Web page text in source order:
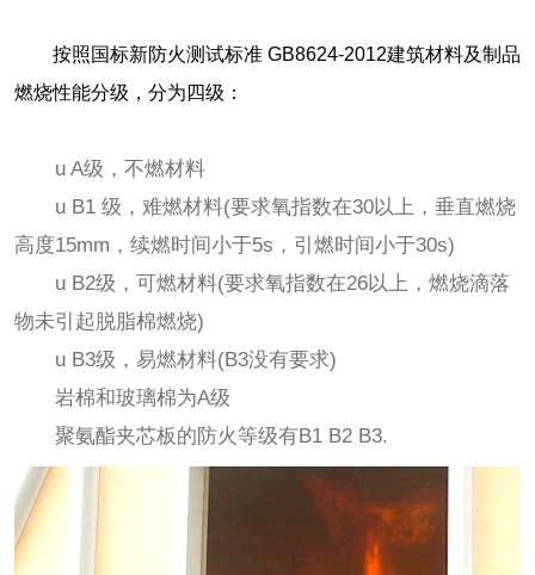
按照国标新防火测试标准 GB8624-2012建筑材料及制品
燃烧性能分级，分为四级：
u A级，不燃材料
u B1 级，难燃材料(要求氧指数在30以上，垂直燃烧
高度15mm，续燃时间小于5s，引燃时间小于30s)
u B2级，可燃材料(要求氧指数在26以上，燃烧滴落
物未引起脱脂棉燃烧)
u B3级，易燃材料(B3没有要求)
岩棉和玻璃棉为A级
聚氨酯夹芯板的防火等级有B1 B2 B3.